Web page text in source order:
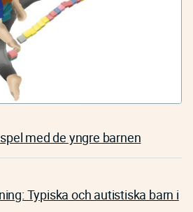
med de yngre barnen
Typiska och autistiska barn i